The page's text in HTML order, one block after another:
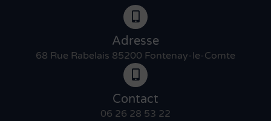
Adresse
68 Rue Rabelais 85200 Fontenay-le-Comte
Contact
06 26 28 53 22